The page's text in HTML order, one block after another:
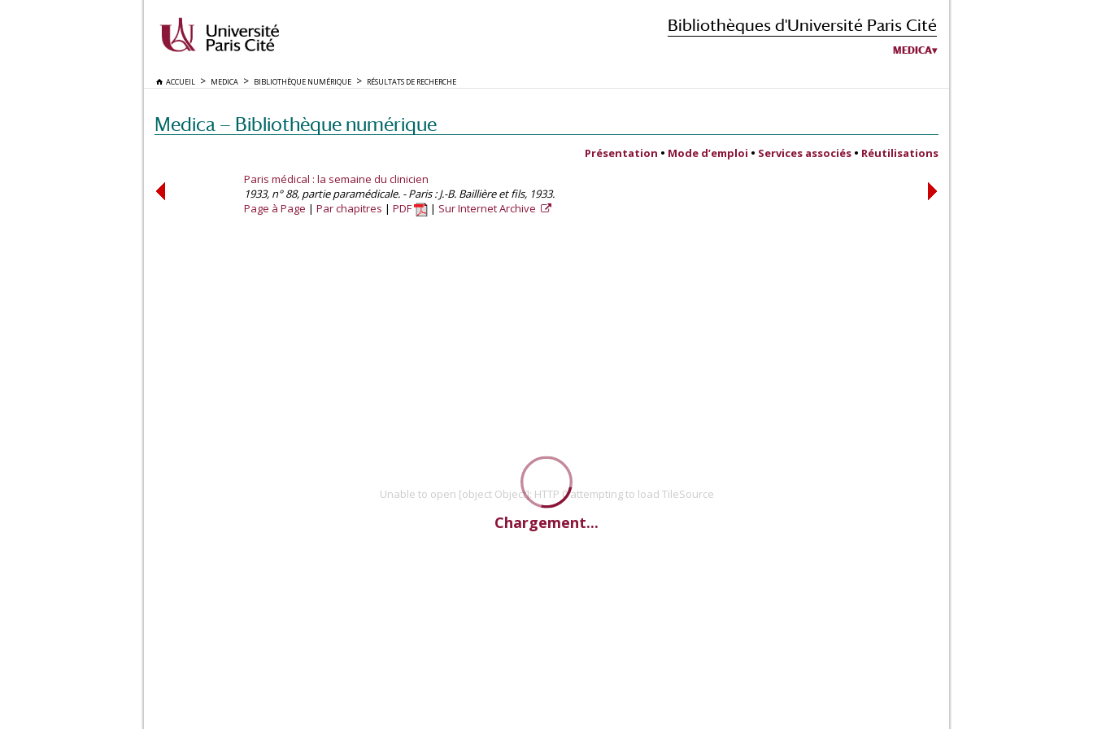
Bibliothèques d'Université Paris Cité
MEDICA
ACCUEIL MEDICA BIBLIOTHÈQUE NUMÉRIQUE RÉSULTATS DE RECHERCHE
Medica — Bibliothèque numérique
Présentation • Mode d’emploi • Services associés • Réutilisations
Paris médical : la semaine du clinicien
1933, n° 88, partie paramédicale. - Paris : J.-B. Baillière et fils, 1933.
Page à Page
Par chapitres PDF Sur Internet Archive
Unable to open [object Object]: HTTP 0 attempting to load TileSource
Chargement...